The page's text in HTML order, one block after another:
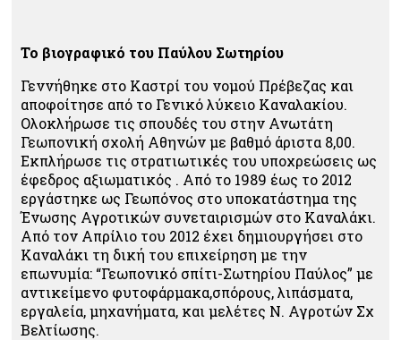
Το βιογραφικό του Παύλου Σωτηρίου
Γεννήθηκε στο Καστρί του νομού Πρέβεζας και
αποφοίτησε από το Γενικό λύκειο Καναλακίου.
Ολοκλήρωσε τις σπουδές του στην Ανωτάτη
Γεωπονική σχολή Αθηνών με βαθμό άριστα 8,00.
Εκπλήρωσε τις στρατιωτικές του υποχρεώσεις ως
έφεδρος αξιωματικός . Από το 1989 έως το 2012
εργάστηκε ως Γεωπόνος στο υποκατάστημα της
Ένωσης Αγροτικών συνεταιρισμών στο Καναλάκι.
Από τον Απρίλιο του 2012 έχει δημιουργήσει στο
Καναλάκι τη δική του επιχείρηση με την
επωνυμία: “Γεωπονικό σπίτι-Σωτηρίου Παύλος” με
αντικείμενο φυτοφάρμακα,σπόρους, λιπάσματα,
εργαλεία, μηχανήματα, και μελέτες Ν. Αγροτών Σχ
Βελτίωσης.